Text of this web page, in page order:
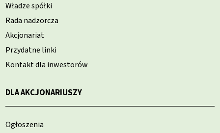
Władze spółki
Rada nadzorcza
Akcjonariat
Przydatne linki
Kontakt dla inwestorów
DLA AKCJONARIUSZY
Ogłoszenia